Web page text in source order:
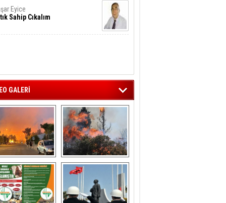
Eyice
Sahip Cıkalım
GALERİ
‘da  otluk
alanda çıkan
yangın evlere
sıçramadan
söndürüldü
Aliağa'nın Ciğerleri